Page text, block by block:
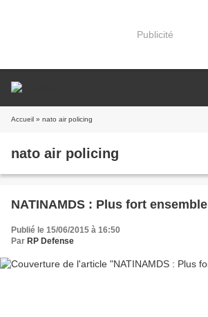
Publicité
Accueil » nato air policing
nato air policing
NATINAMDS : Plus fort ensemble
Publié le 15/06/2015 à 16:50
Par RP Defense